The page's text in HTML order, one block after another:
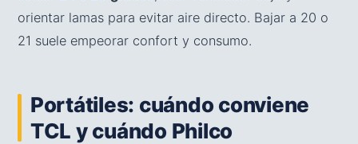
orientar lamas para evitar aire directo. Bajar a 20 o
21 suele empeorar confort y consumo.
Portátiles: cuándo conviene
TCL y cuándo Philco